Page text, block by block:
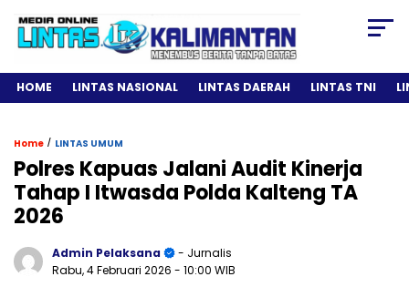
HOME LINTAS NASIONAL LINTAS DAERAH LINTAS TNI
Home / LINTAS UMUM
Polres Kapuas Jalani Audit Kinerja
Tahap I Itwasda Polda Kalteng TA
2026
Admin Pelaksana
- Jurnalis
Rabu, 4 Februari 2026 - 10:00 WIB